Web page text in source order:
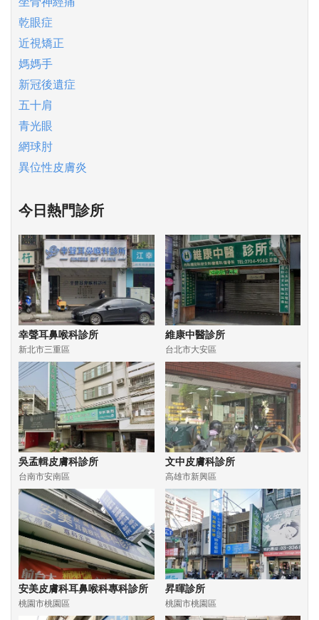
乾眼症
近視矯正
媽媽手
新冠後遺症
五十肩
青光眼
網球肘
異位性皮膚炎
今日熱門診所
幸聲耳鼻喉科診所
新北市三重區
維康中醫診所
台北市大安區
吳孟輯皮膚科診所
台南市安南區
文中皮膚科診所
高雄市新興區
安美皮膚科耳鼻喉科專科診所
桃園市桃園區
昇暉診所
桃園市桃園區